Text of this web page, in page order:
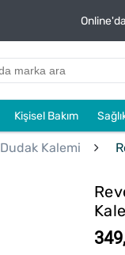
Kişisel Bakım
Dudak Kalemi